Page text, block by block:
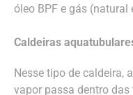
óleo BPF e gás (natural
Caldeiras
Nesse tipo de caldeira,
vapor passa dentro